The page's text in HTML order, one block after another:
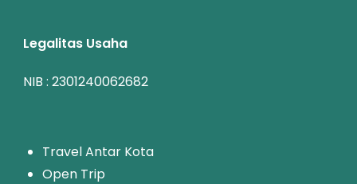
Legalitas Usaha
NIB : 2301240062682
Travel Antar Kota
Open Trip